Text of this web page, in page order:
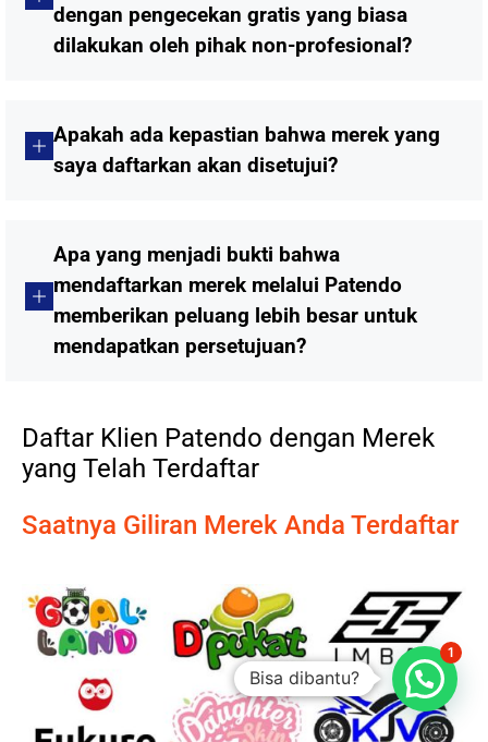
dengan pengecekan gratis yang biasa
dilakukan oleh pihak non-profesional?
Apakah ada kepastian bahwa merek yang
saya daftarkan akan disetujui?
Apa yang menjadi bukti bahwa
mendaftarkan merek melalui Patendo
memberikan peluang lebih besar untuk
mendapatkan persetujuan?
Daftar Klien Patendo dengan Merek
yang Telah Terdaftar
Saatnya Giliran Merek Anda Terdaftar
Bisa dibantu?
1